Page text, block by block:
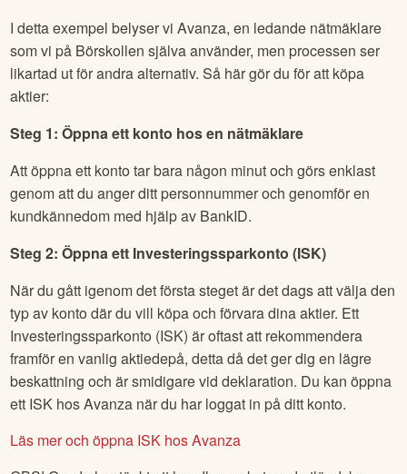
I detta exempel belyser vi Avanza, en ledande nätmäklare
som vi på Börskollen själva använder, men processen ser
likartad ut för andra alternativ. Så här gör du för att köpa
aktier:
Steg 1: Öppna ett konto hos en nätmäklare
Att öppna ett konto tar bara någon minut och görs enklast
genom att du anger ditt personnummer och genomför en
kundkännedom med hjälp av BankID.
Steg 2: Öppna ett Investeringssparkonto (ISK)
När du gått igenom det första steget är det dags att välja den
typ av konto där du vill köpa och förvara dina aktier. Ett
Investeringssparkonto (ISK) är oftast att rekommendera
framför en vanlig aktiedepå, detta då det ger dig en lägre
beskattning och är smidigare vid deklaration. Du kan öppna
ett ISK hos Avanza när du har loggat in på ditt konto.
Läs mer och öppna ISK hos Avanza